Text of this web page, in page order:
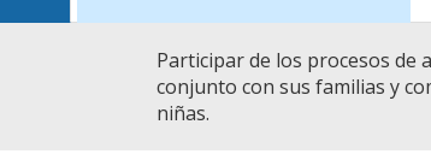
Participar de los procesos de
conjunto con sus familias y
niñas.